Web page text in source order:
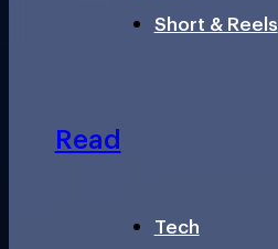
Short & Reels
Read
Tech